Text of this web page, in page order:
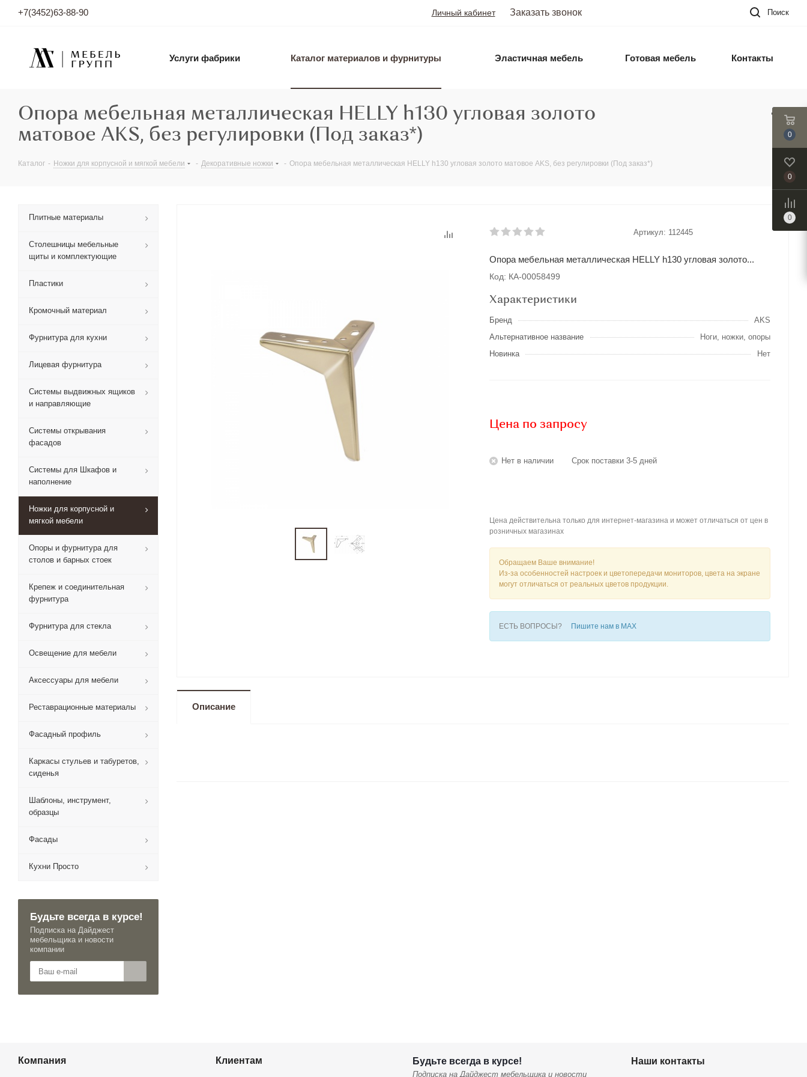
+7(3452)63-88-90 Личный кабинет Заказать звонок Поиск
Услуги фабрики Каталог материалов и фурнитуры Эластичная мебель Готовая мебель Контакты
Опора мебельная металлическая HELLY h130 угловая золото
матовое AKS, без регулировки (Под заказ*)
Каталог - Ножки для корпусной и мягкой мебели - Декоративные ножки - Опора мебельная металлическая HELLY h130 угловая золото матовое AKS, без регулировки (Под заказ*)
Артикул: 112445
Опора мебельная металлическая HELLY h130 угловая золото...
Код: КА-00058499
Характеристики
Бренд
AKS
Альтернативное название
Ноги, ножки, опоры
Новинка
Нет
Цена по запросу
Нет в наличии Срок поставки 3-5 дней
Цена действительна только для интернет-магазина и может отличаться от цен в
розничных магазинах
Обращаем Ваше внимание!
Из-за особенностей настроек и цветопередачи мониторов, цвета на экране
могут отличаться от реальных цветов продукции.
ЕСТЬ ВОПРОСЫ? Пишите нам в MAX
Описание
Плитные материалы
Столешницы мебельные
щиты и комплектующие
Пластики
Кромочный материал
Фурнитура для кухни
Лицевая фурнитура
Системы выдвижных ящиков
и направляющие
Системы открывания
фасадов
Системы для Шкафов и
наполнение
Ножки для корпусной и
мягкой мебели
Опоры и фурнитура для
столов и барных стоек
Крепеж и соединительная
фурнитура
Фурнитура для стекла
Освещение для мебели
Аксессуары для мебели
Реставрационные материалы
Фасадный профиль
Каркасы стульев и табуретов,
сиденья
Шаблоны, инструмент,
образцы
Фасады
Кухни Просто
Будьте всегда в курсе!
Подписка на Дайджест
мебельщика и новости
компании
Компания Клиентам Будьте всегда в курсе!
Подписка на Дайджест мебельщика и новости
Наши контакты
0
0
0